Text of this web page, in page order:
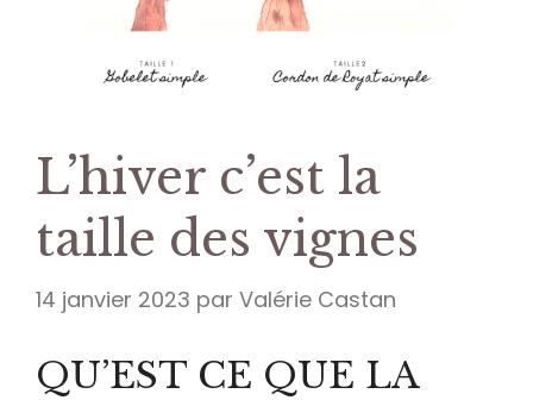
L’hiver c’est la
taille des vignes
14 janvier 2023 par Valérie Castan
QU’EST CE QUE LA